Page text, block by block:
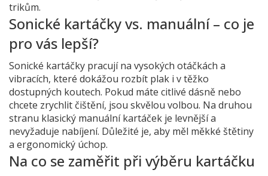
trikům.
Sonické kartáčky vs. manuální – co je
pro vás lepší?
Sonické kartáčky pracují na vysokých otáčkách a
vibracích, které dokážou rozbít plak i v těžko
dostupných koutech. Pokud máte citlivé dásně nebo
chcete zrychlit čištění, jsou skvělou volbou. Na druhou
stranu klasický manuální kartáček je levnější a
nevyžaduje nabíjení. Důležité je, aby měl měkké štětiny
a ergonomický úchop.
Na co se zaměřit při výběru kartáčku